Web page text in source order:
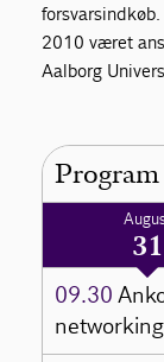
2010 været
Aalborg
Program
31
09.30
networking